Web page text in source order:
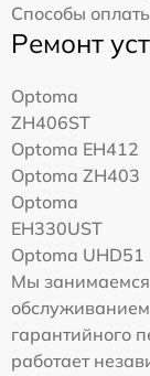
Способы
Ремонт
Optoma
ZH406ST
Optoma EH412
Optoma ZH403
Optoma
EH330UST
Optoma UHD51
Мы занимаемся
гарантийного
работает